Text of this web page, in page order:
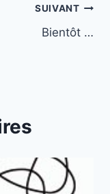
SUIVANT
Bientôt …